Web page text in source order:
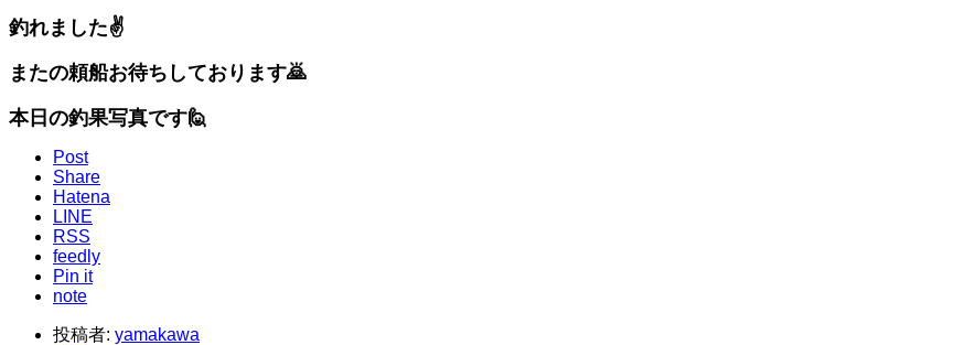
釣れました✌️
またの頼船お待ちしております🙇
本日の釣果写真です🙋
Post
Share
Hatena
LINE
RSS
feedly
Pin it
note
投稿者: yamakawa